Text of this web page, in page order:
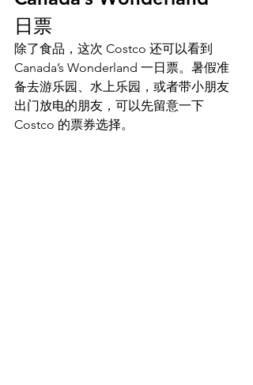
日票
除了食品，这次 Costco 还可以看到
Canada’s Wonderland 一日票。暑假准
备去游乐园、水上乐园，或者带小朋友
出门放电的朋友，可以先留意一下
Costco 的票券选择。